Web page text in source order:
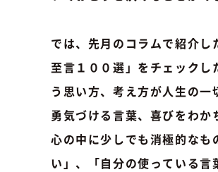
では、先月のコラムで紹介し
至言１００選」をチェック
う思い方、考え方が人生の
勇気づける言葉、喜びをわ
心の中に少しでも消極的な
い」、「自分の使っている